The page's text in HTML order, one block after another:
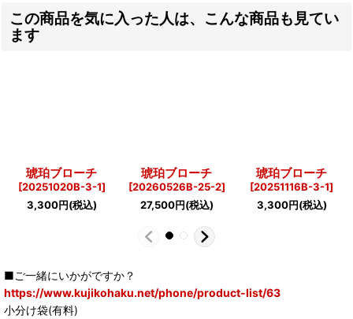
この商品を気に入った人は、こんな商品も見てい
ます
琥珀ブローチ
[20251020B-3-1]
3,300円(税込)
琥珀ブローチ
[20260526B-25-2]
27,500円(税込)
琥珀ブローチ
[20251116B-3-1]
3,300円(税込)
■ご一緒にいかがですか？
https://www.kujikohaku.net/phone/product-list/63
小分け袋(有料)